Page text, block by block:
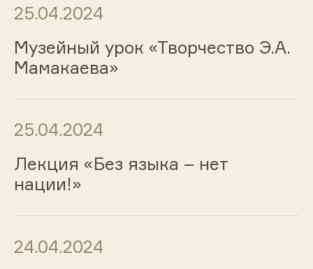
25.04.2024
Музейный урок «Творчество Э.А.
Мамакаева»
25.04.2024
Лекция «Без языка – нет
нации!»
24.04.2024